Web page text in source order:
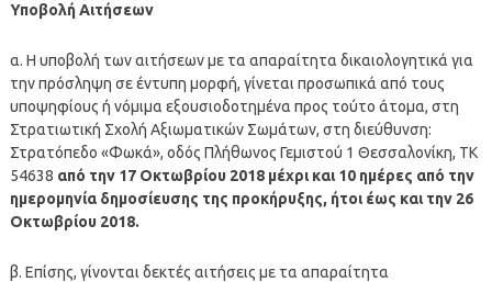
Υποβολή Αιτήσεων
α. Η υποβολή των αιτήσεων με τα απαραίτητα δικαιολογητικά για
την πρόσληψη σε έντυπη μορφή, γίνεται προσωπικά απó τους
υποψηφίους ή νóμιμα εξουσιοδοτημένα προς τούτο άτομα, στη
Στρατιωτική Σχολή Αξιωματικών Σωμάτων, στη διεύθυνση:
Στρατóπεδο «Φωκά», οδóς Πλήθωνος Γεμιστού 1 Θεσσαλονίκη, ΤΚ
54638 απó την 17 Οκτωβρίου 2018 μέχρι και 10 ημέρες απó την
ημερομηνία δημοσίευσης της προκήρυξης, ήτοι έως και την 26
Οκτωβρίου 2018.
β. Επίσης, γίνονται δεκτές αιτήσεις με τα απαραίτητα